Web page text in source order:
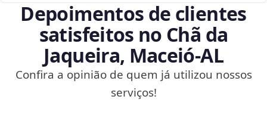
Depoimentos de clientes
satisfeitos no Chã da
Jaqueira, Maceió‑AL
Confira a opinião de quem já utilizou nossos
serviços!